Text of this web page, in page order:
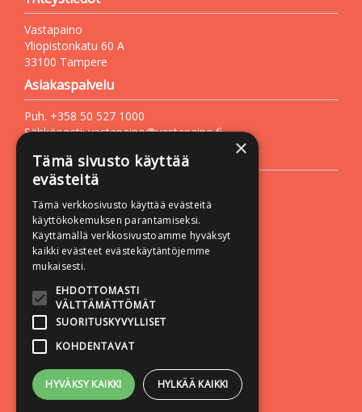
Vastapaino
Yliopistonkatu 60 A
33100 Tampere
Asiakaspalvelu
Puh. +358 50 527 1000
Sähköposti:vastapaino@vastapaino.fi
Lisätietoa
Toimitusehdot
Käyttöohjeet
Tietosuojaseloste
Saavutettavuusseloste
×
Tämä sivusto käyttää
evästeitä
Tämä verkkosivusto käyttää evästeitä
käyttökokemuksen parantamiseksi.
Käyttämällä verkkosivustoamme hyväksyt
kaikki evästeet evästekäytäntöjemme
mukaisesti.
EHDOTTOMASTI
VÄLTTÄMÄTTÖMÄT
SUORITUSKYVYLLISET
KOHDENTAVAT
HYVÄKSY KAIKKI HYLKÄÄ KAIKKI